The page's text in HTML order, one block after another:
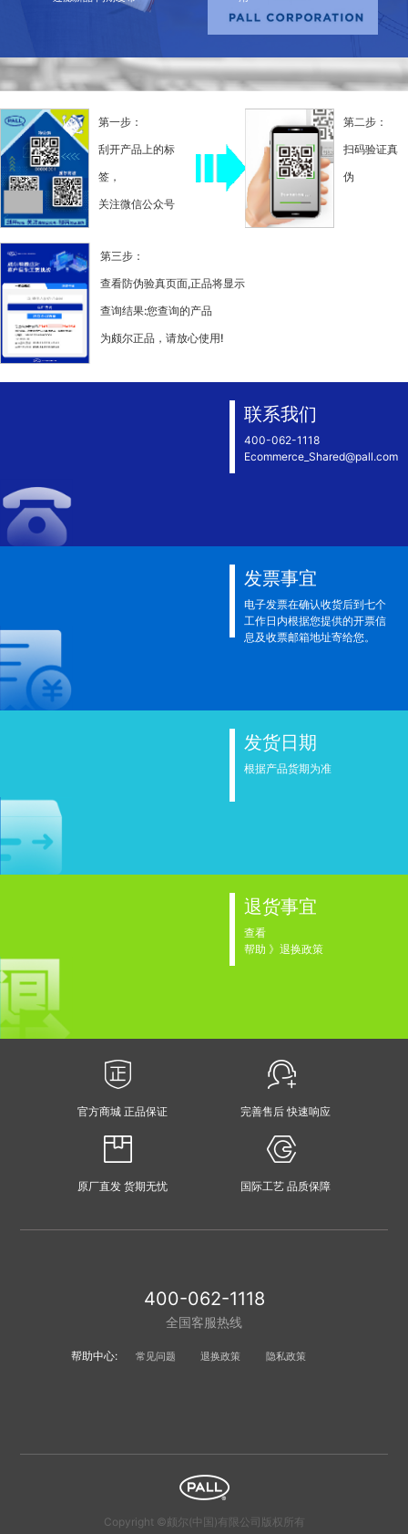
第一步：
刮开产品上的标
签，
关注微信公众号
第二步：
扫码验证真
伪
第三步：
查看防伪验真页面,正品将显示
查询结果:您查询的产品
为颇尔正品，请放心使用!
联系我们
400-062-1118
Ecommerce_Shared@pall.com
发票事宜
电子发票在确认收货后到七个
工作日内根据您提供的开票信
息及收票邮箱地址寄给您。
发货日期
根据产品货期为准
退货事宜
查看
帮助 》退换政策
官方商城 正品保证 完善售后 快速响应
原厂直发 货期无忧 国际工艺 品质保障
400-062-1118
全国客服热线
帮助中心: 常见问题 退换政策 隐私政策
Copyright ©颇尔(中国)有限公司版权所有